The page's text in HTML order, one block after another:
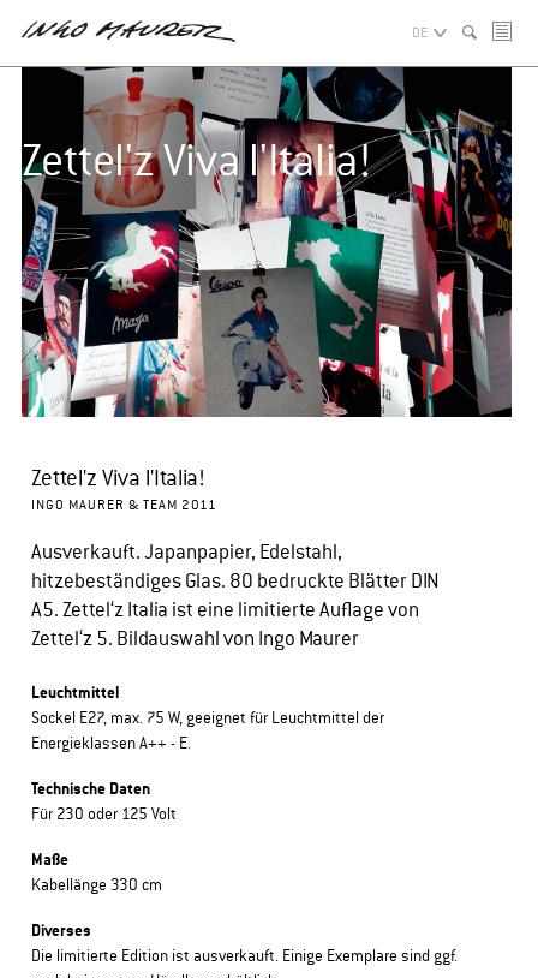
DE
Zettel'z Viva l'Italia!
Zettel'z Viva l'Italia!
INGO MAURER & TEAM 2011
Ausverkauft. Japanpapier, Edelstahl,
hitzebeständiges Glas. 80 bedruckte Blätter DIN
A5. Zettel‘z Italia ist eine limitierte Auflage von
Zettel‘z 5. Bildauswahl von Ingo Maurer
Leuchtmittel
Sockel E27, max. 75 W, geeignet für Leuchtmittel der
Energieklassen A++ - E.
Technische Daten
Für 230 oder 125 Volt
Maße
Kabellänge 330 cm
Diverses
Die limitierte Edition ist ausverkauft. Einige Exemplare sind ggf.